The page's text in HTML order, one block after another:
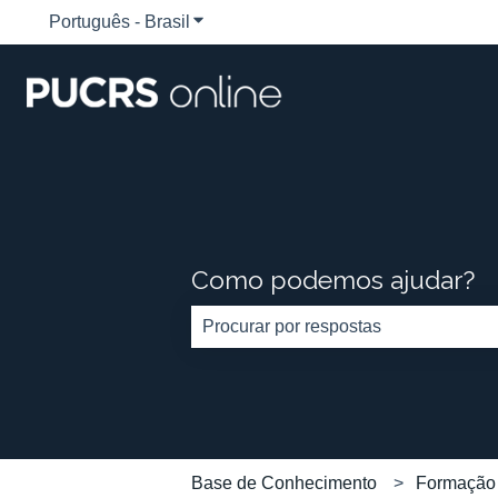
Português - Brasil Mostrar submenu para traduções
Como podemos ajudar?
Base de Conhecimento